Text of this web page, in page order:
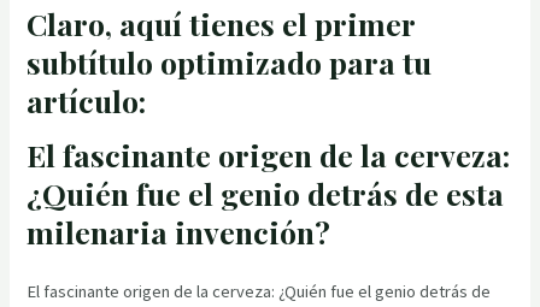
Claro, aquí tienes el primer
subtítulo optimizado para tu
artículo:
El fascinante origen de la cerveza:
¿Quién fue el genio detrás de esta
milenaria invención?
El fascinante origen de la cerveza: ¿Quién fue el genio detrás de